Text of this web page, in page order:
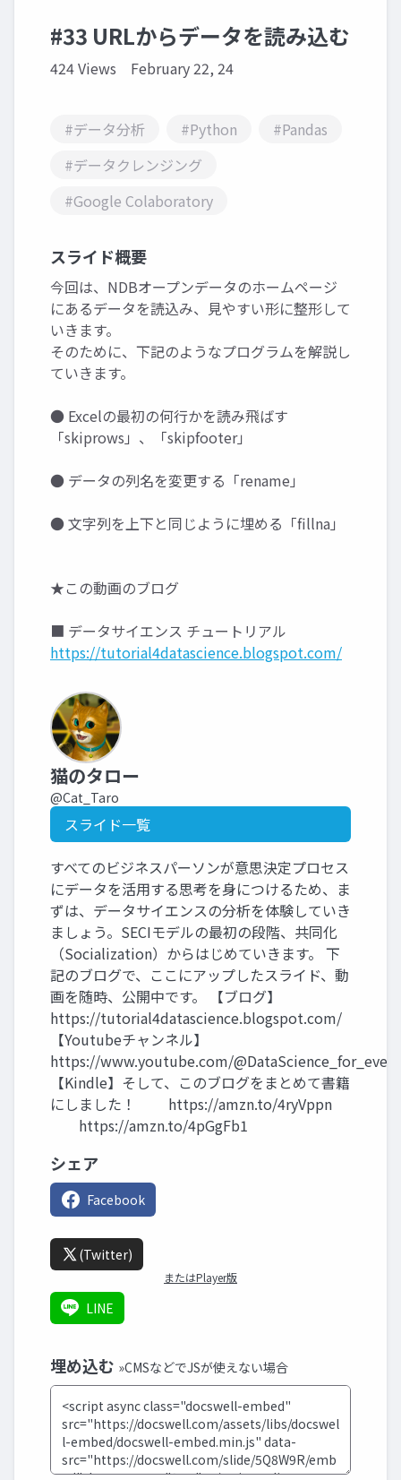
#33 URLからデータを読み込む
424 Views February 22, 24
#データ分析 #Python
#Pandas
#データクレンジング
#Google Colaboratory
スライド概要
今回は、NDBオープンデータのホームページ
にあるデータを読込み、見やすい形に整形して
いきます。
そのために、下記のようなプログラムを解説し
ていきます。
● Excelの最初の何行かを読み飛ばす
「skiprows」、「skipfooter」
● データの列名を変更する「rename」
● 文字列を上下と同じように埋める「fillna」
★この動画のブログ
■ データサイエンス チュートリアル
https://tutorial4datascience.blogspot.com/
猫のタロー
@Cat_Taro
スライド一覧
すべてのビジネスパーソンが意思決定プロセス
にデータを活用する思考を身につけるため、ま
ずは、データサイエンスの分析を体験していき
ましょう。SECIモデルの最初の段階、共同化
（Socialization）からはじめていきます。 下
記のブログで、ここにアップしたスライド、動
画を随時、公開中です。 【ブログ】
https://tutorial4datascience.blogspot.com/
【Youtubeチャンネル】
https://www.youtube.com/
【Kindle】そして、このブログをまとめて書籍
にしました！ https://amzn.to/4ryVppn
https://amzn.to/4pGgFb1
シェア
Facebook
(Twitter)
またはPlayer版
LINE
埋め込む »CMSなどでJSが使えない場合